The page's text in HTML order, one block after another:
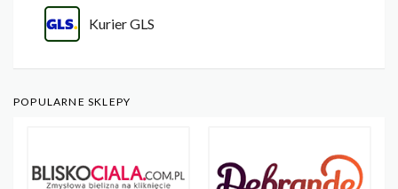
Kurier GLS
POPULARNE SKLEPY